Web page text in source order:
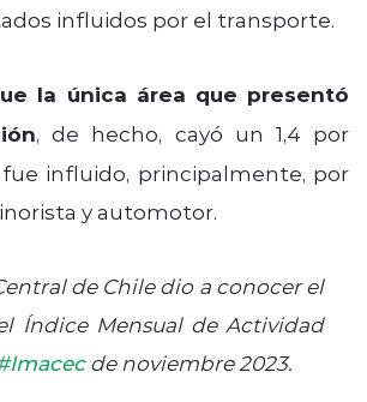
influidos por el transporte.
la única área que presentó
, de hecho, cayó un 1,4 por
influido, principalmente, por
y automotor.
de Chile dio a conocer el
Índice Mensual de Actividad
de noviembre 2023.